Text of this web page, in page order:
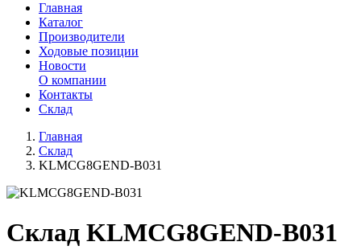
Главная
Каталог
Производители
Ходовые позиции
Новости
О компании
Контакты
Склад
Главная
Склад
KLMCG8GEND-B031
Склад KLMCG8GEND-B031